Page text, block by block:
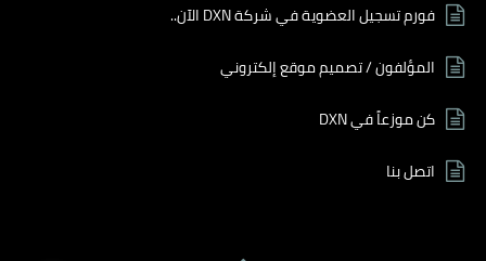
فورم تسجيل العضوية في شركة DXN الآن..
المؤلفون / تصميم موقع إلكتروني
كن موزعاً في DXN
اتصل بنا